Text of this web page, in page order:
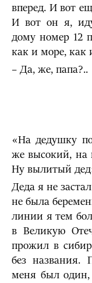
вперед. И вот
И вот он я,
дому номер 12
как и море, как
– Да, же, папа?..
«На дедушку
же высокий, на
Ну вылитый
Деда я не
не была
линии я тем
в Великую
прожил в
без названия.
меня был